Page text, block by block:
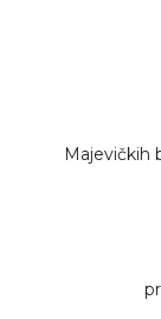
Majevičkih